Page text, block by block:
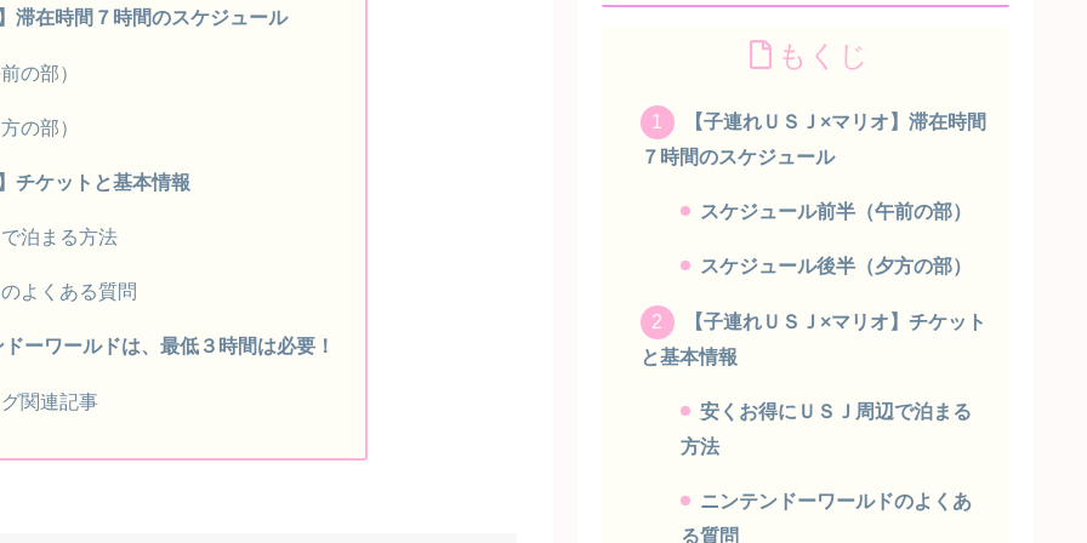
滞在時間７時間のスケジュール
の部）
の部）
チケットと基本情報
泊まる方法
よくある質問
ーワールドは、最低３時間は必要！
関連記事
もくじ
【子連れＵＳＪ×マリオ】滞在時間
７時間のスケジュール
スケジュール前半（午前の部）
スケジュール後半（夕方の部）
【子連れＵＳＪ×マリオ】チケット
と基本情報
安くお得にＵＳＪ周辺で泊まる
方法
ニンテンドーワールドのよくあ
る質問